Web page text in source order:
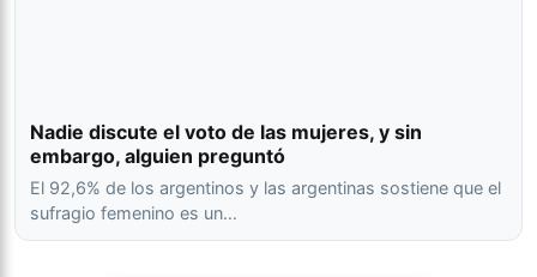
Nadie discute el voto de las mujeres, y sin
embargo, alguien preguntó
El 92,6% de los argentinos y las argentinas sostiene que el
sufragio femenino es un…